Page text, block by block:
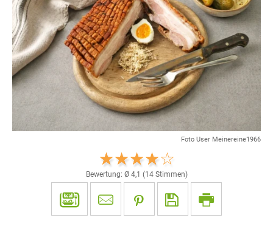
Foto User Meinereine1966
Bewertung: Ø 4,1 (14Stimmen)